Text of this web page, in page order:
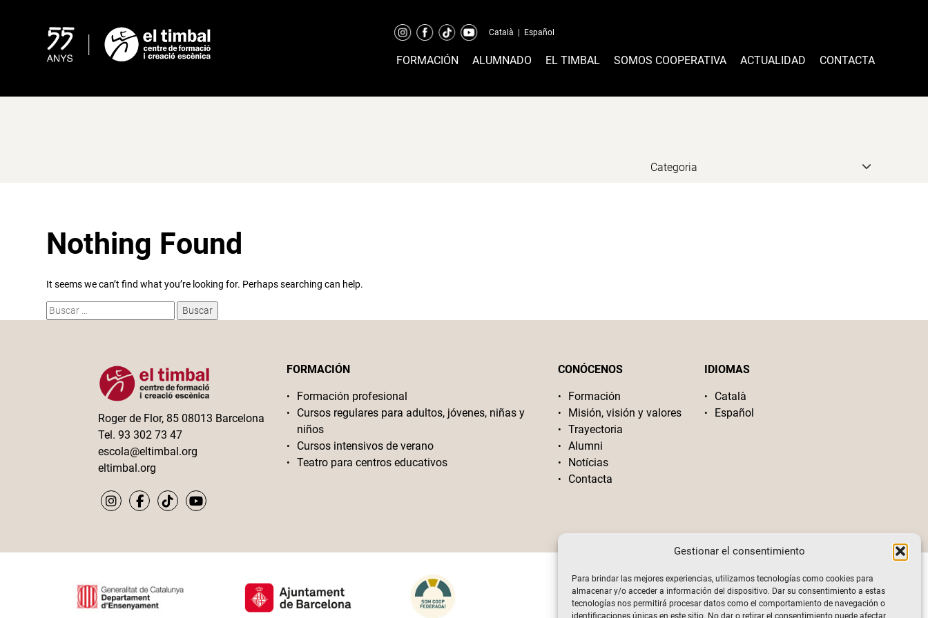
Gestionar el consentimiento
Para brindar las mejores experiencias, utilizamos tecnologías como cookies para
almacenar y/o acceder a información del dispositivo. Dar su consentimiento a estas
tecnologías nos permitirá procesar datos como el comportamiento de navegación o
identificaciones únicas en este sitio. No dar o retirar el consentimiento puede afectar
Català Español
FORMACIÓN ALUMNADO EL TIMBAL SOMOS COOPERATIVA ACTUALIDAD CONTACTA
Nothing Found
It seems we can’t find what you’re looking for. Perhaps searching can help.
Buscar:
Roger de Flor, 85 08013 Barcelona
Tel. 93 302 73 47
escola@eltimbal.org
eltimbal.org
FORMACIÓN
Formación profesional
Cursos regulares para adultos, jóvenes, niñas y
niños
Cursos intensivos de verano
Teatro para centros educativos
CONÓCENOS
Formación
Misión, visión y valores
Trayectoria
Alumni
Notícias
Contacta
IDIOMAS
Català
Español